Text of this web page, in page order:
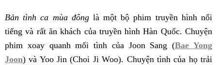
Bản tình ca mùa đônglà một bộ phim truyền hình nổi
tiếng và rất ăn khách của truyền hình Hàn Quốc. Chuyện
phim xoay quanh mối tình của Joon Sang (Bae Yong
Joon) và Yoo Jin (Choi Ji Woo). Chuyện tình của họ trải